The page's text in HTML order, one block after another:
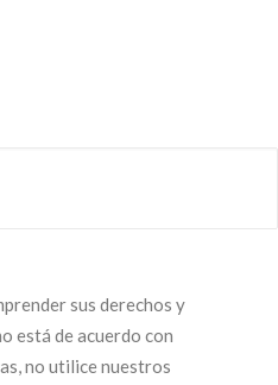
usted utiliza nuestros
usted:
tenga un enlace a este
sus derechos y
está de acuerdo con
no utilice nuestros